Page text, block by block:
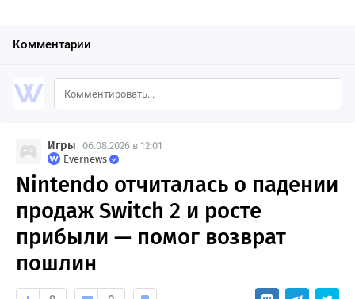
Комментарии
Игры 06.08.2026 в 12:01
Evernews
Nintendo отчиталась о падении
продаж Switch 2 и росте
прибыли — помог возврат
пошлин